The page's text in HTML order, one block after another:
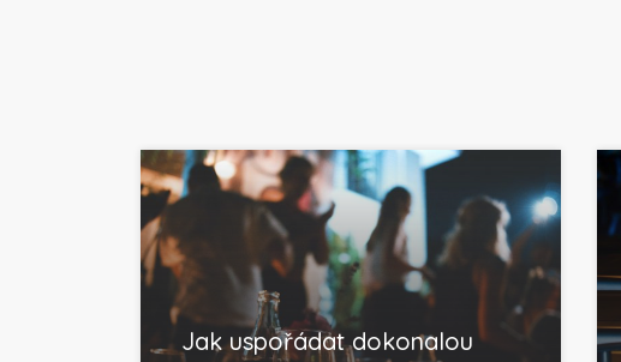
Jak uspořádat dokonalou